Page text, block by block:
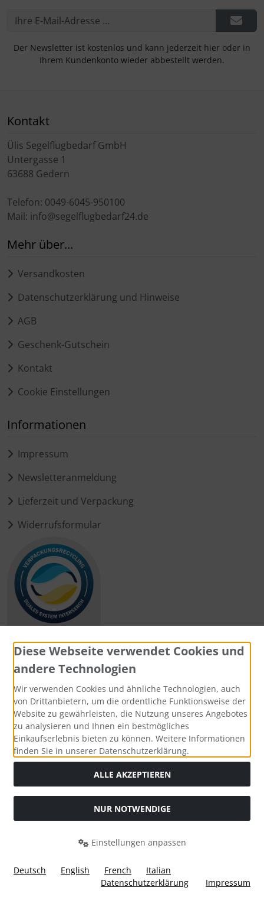
Der Newsletter ist kostenlos und kann jederzeit hier oder in
Ihrem Kundenkonto wieder abbestellt werden.
Kontakt
Ülis Segelflugbedarf GmbH
Untergasse 1
63688 Gedern
Telefon: 0049-6045-950100
Mail: info@segelflugbedarf24.de
Mehr über...
Versandkosten
Datenschutzerklärung und Hinweise
AGB
Geschenk-Gutschein
Kontakt
Cookie Einstellungen
Informationen
Impressum
Newsletteranmeldung
Lieferzeit und Verpackung
Widerrufsformular
Zahlungsmethoden
Social Media
Widerrufsformular
Diese Webseite verwendet Cookies und
andere Technologien
Wir verwenden Cookies und ähnliche Technologien, auch
von Drittanbietern, um die ordentliche Funktionsweise der
Website zu gewährleisten, die Nutzung unseres Angebotes
zu analysieren und Ihnen ein bestmögliches
Einkaufserlebnis bieten zu können. Weitere Informationen
finden Sie in unserer Datenschutzerklärung.
ALLE AKZEPTIEREN
NUR NOTWENDIGE
Einstellungen anpassen
Deutsch English French
Italian
Datenschutzerklärung
Impressum